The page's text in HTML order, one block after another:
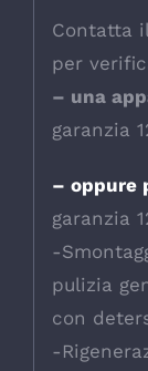
Contatta
per
– una
garanzia
– oppure
garanzia
-
pulizia
con
-